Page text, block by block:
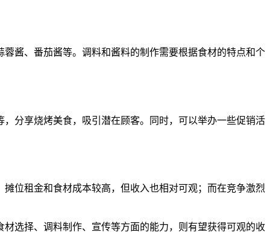
酱、番茄酱等。调料和酱料的制作需要根据食材的特点和个
分享烧烤美食，吸引潜在顾客。同时，可以举办一些促销活
位租金和食材成本较高，但收入也相对可观；而在竞争激烈
选择、调料制作、宣传等方面的能力，则有望获得可观的收